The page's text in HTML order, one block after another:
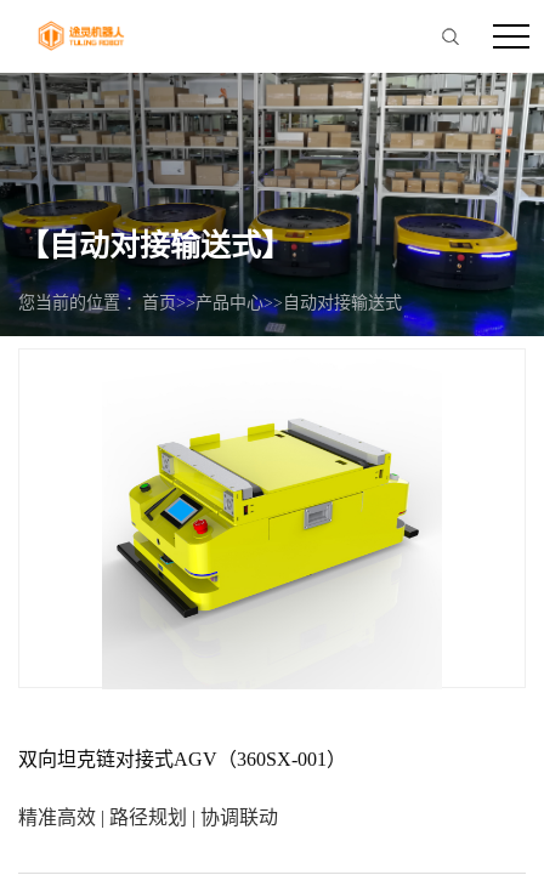
【自动对接输送式】
您当前的位置 ： 首页>>产品中心>> 自动对接输送式
双向坦克链对接式AGV（360SX-001）
精准高效 | 路径规划 | 协调联动